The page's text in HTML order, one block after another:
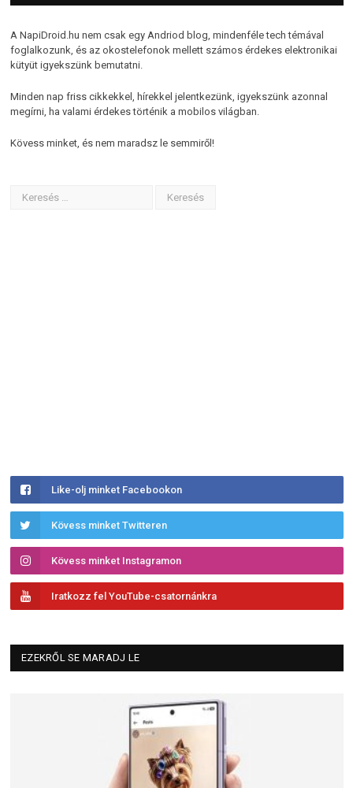
A NapiDroid.hu nem csak egy Andriod blog, mindenféle tech témával
foglalkozunk, és az okostelefonok mellett számos érdekes elektronikai
kütyüt igyekszünk bemutatni.
Minden nap friss cikkekkel, hírekkel jelentkezünk, igyekszünk azonnal
megírni, ha valami érdekes történik a mobilos világban.
Kövess minket, és nem maradsz le semmiről!
Like-olj minket Facebookon
Kövess minket Twitteren
Kövess minket Instagramon
Iratkozz fel YouTube-csatornánkra
EZEKRŐL SE MARADJ LE